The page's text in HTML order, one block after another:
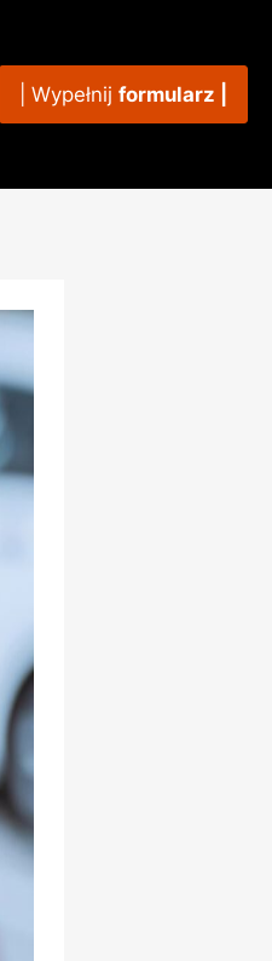
| Wypełnij formularz |